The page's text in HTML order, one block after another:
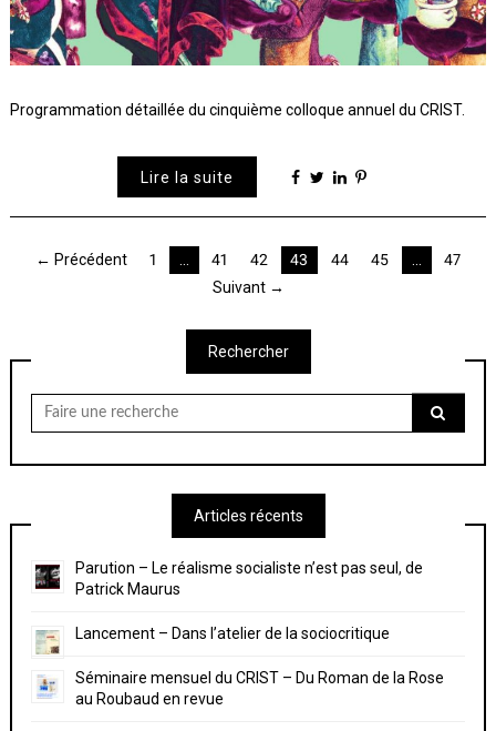
Programmation détaillée du cinquième colloque annuel du CRIST.
Lire la suite
Pagination
← Précédent 1 … 41 42 43 44 45 …
47
Suivant →
Rechercher
Chercher
pour:
Articles récents
Parution – Le réalisme socialiste n’est pas seul, de
Patrick Maurus
Lancement – Dans l’atelier de la sociocritique
Séminaire mensuel du CRIST – Du Roman de la Rose
au Roubaud en revue